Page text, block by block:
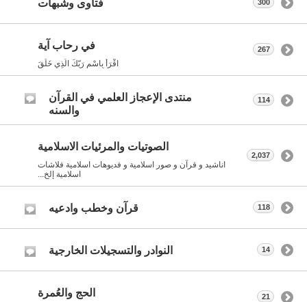
فتاوى وشبهات 300
في رحاب آية
اقْرَأْ بِاسْمِ رَبّكَ الّذِي خَلَقَ
267
منتدى الإعجاز العلمي في القرآن
والسنه
114
الصوتيات والمرئيات الاسلامية
اناشيد و قرآن و صور اسلامية و فديوهات اسلامية فلاشات
اسلامية إلخ...
2,037
قرآن وخطب وادعيه 118
النوادر والتسجيلات الخارجية 14
الحج والعُمرة 21